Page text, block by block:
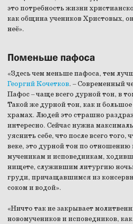
это потребность жизни
как община учеников Христовых,
неё».
Поменьше пафоса
«Здесь чем меньше пафоса, тем
Георгий Кочетков. – Современный
Пафос – чаще всего дурной тон, в
Такой же дурной тон, как и большое
храмах. Людей это страшно
интересно. Сейчас нужна
уяснить себе, что после всего
веке, это дурной тон по
мученикам и исповедникам,
нищете, служившим литургию
груди, причащавшимся из
соком и водой».
«Ничто так не закрывает
новомучеников и исповедников,